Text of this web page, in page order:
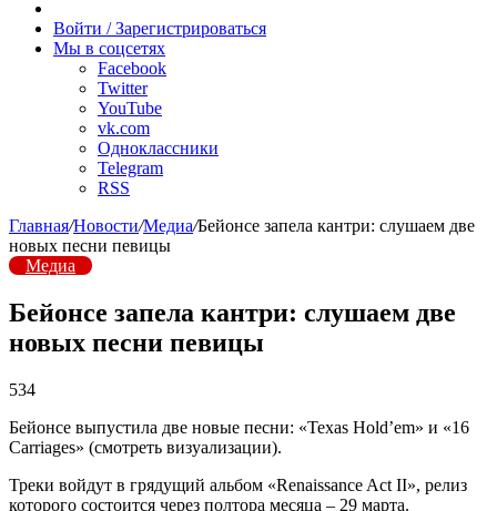
радио
Войти / Зарегистрироваться
Мы в соцсетях
Facebook
Twitter
YouTube
vk.com
Одноклассники
Telegram
RSS
Главная/Новости/Медиа/Бейонсе запела кантри: слушаем две
новых песни певицы
Медиа
Бейонсе запела кантри: слушаем две
новых песни певицы
534
Бейонсе выпустила две новые песни: «Texas Hold’em» и «16
Carriages» (смотреть визуализации).
Треки войдут в грядущий альбом «Renaissance Act II», релиз
которого состоится через полтора месяца – 29 марта.